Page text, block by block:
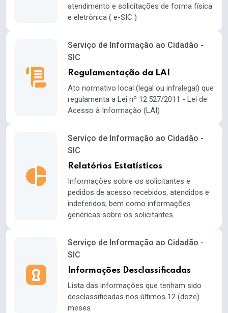
atendimento e solicitações de forma física
e eletrônica ( e-SIC )
Serviço de Informação ao Cidadão -
SIC
Regulamentação da LAI
Ato normativo local (legal ou infralegal) que
regulamenta a Lei nº 12.527/2011 - Lei de
Acesso à Informação (LAI)
Serviço de Informação ao Cidadão -
SIC
Relatórios Estatísticos
Informações sobre os solicitantes e
pedidos de acesso recebidos, atendidos e
indeferidos; bem como informações
genéricas sobre os solicitantes
Serviço de Informação ao Cidadão -
SIC
Informações Desclassificadas
Lista das informações que tenham sido
desclassificadas nos últimos 12 (doze)
meses